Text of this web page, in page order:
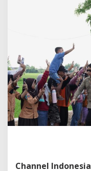
e
r
n
t
u
N
e
n
e
Channel Indonesia